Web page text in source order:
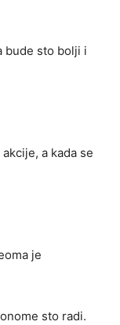
bude sto bolji i
a kada se
je
sto radi.